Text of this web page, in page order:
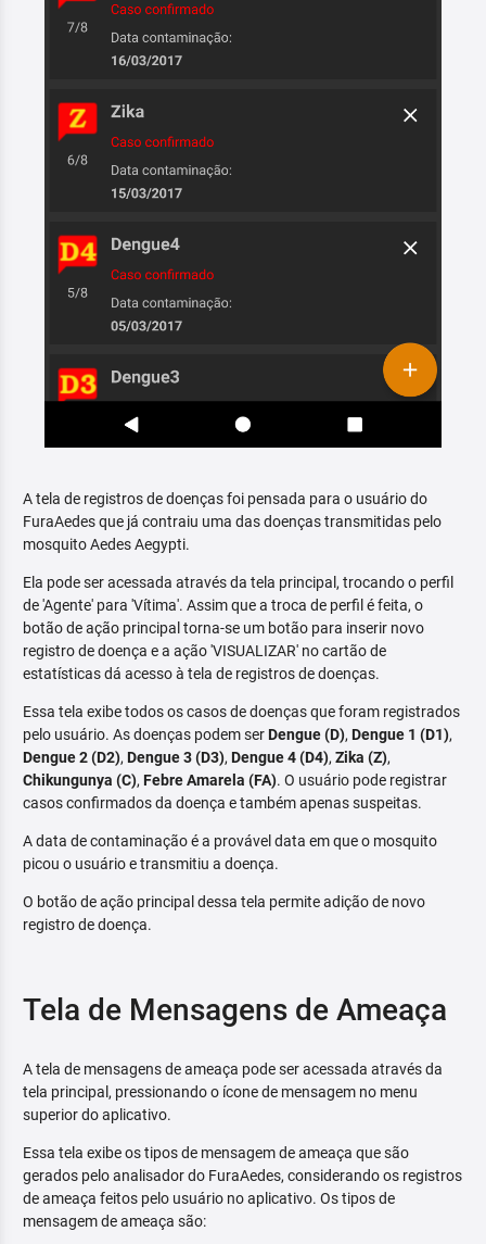
A tela de registros de doenças foi pensada para o usuário do
FuraAedes que já contraiu uma das doenças transmitidas pelo
mosquito Aedes Aegypti.
Ela pode ser acessada através da tela principal, trocando o perfil
de 'Agente' para 'Vítima'. Assim que a troca de perfil é feita, o
botão de ação principal torna-se um botão para inserir novo
registro de doença e a ação 'VISUALIZAR' no cartão de
estatísticas dá acesso à tela de registros de doenças.
Essa tela exibe todos os casos de doenças que foram registrados
pelo usuário. As doenças podem serDengue (D), Dengue 1 (D1),
Dengue 2 (D2), Dengue 3 (D3), Dengue 4 (D4), Zika (Z),
Chikungunya (C), Febre Amarela (FA). O usuário pode registrar
casos confirmados da doença e também apenas suspeitas.
A data de contaminação é a provável data em que o mosquito
picou o usuário e transmitiu a doença.
O botão de ação principal dessa tela permite adição de novo
registro de doença.
Tela de Mensagens de Ameaça
A tela de mensagens de ameaça pode ser acessada através da
tela principal, pressionando o ícone de mensagem no menu
superior do aplicativo.
Essa tela exibe os tipos de mensagem de ameaça que são
gerados pelo analisador do FuraAedes, considerando os registros
de ameaça feitos pelo usuário no aplicativo. Os tipos de
mensagem de ameaça são: